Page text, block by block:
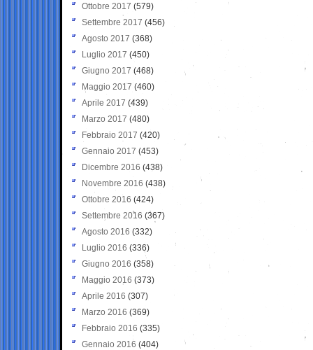
Ottobre 2017 (579)
Settembre 2017 (456)
Agosto 2017 (368)
Luglio 2017 (450)
Giugno 2017 (468)
Maggio 2017 (460)
Aprile 2017 (439)
Marzo 2017 (480)
Febbraio 2017 (420)
Gennaio 2017 (453)
Dicembre 2016 (438)
Novembre 2016 (438)
Ottobre 2016 (424)
Settembre 2016 (367)
Agosto 2016 (332)
Luglio 2016 (336)
Giugno 2016 (358)
Maggio 2016 (373)
Aprile 2016 (307)
Marzo 2016 (369)
Febbraio 2016 (335)
Gennaio 2016 (404)